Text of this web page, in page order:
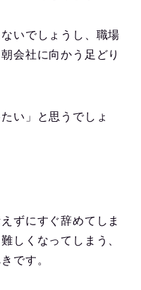
いでしょうし、職場
会社に向かう足どり
い」と思うでしょ
ずにすぐ辞めてしま
しくなってしまう、
です。